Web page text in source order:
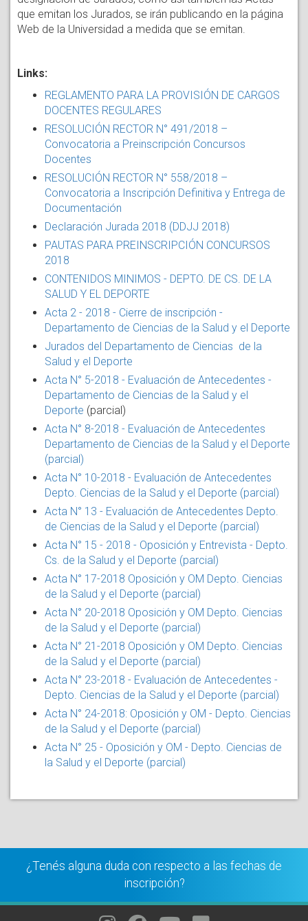
que emitan los Jurados, se irán publicando en la página
Web de la Universidad a medida que se emitan.
Links:
REGLAMENTO PARA LA PROVISIÓN DE CARGOS
DOCENTES REGULARES
RESOLUCIÓN RECTOR N° 491/2018 –
Convocatoria a Preinscripción Concursos
Docentes
RESOLUCIÓN RECTOR N° 558/2018 –
Convocatoria a Inscripción Definitiva y Entrega de
Documentación
Declaración Jurada 2018 (DDJJ 2018)
PAUTAS PARA PREINSCRIPCIÓN CONCURSOS
2018
CONTENIDOS MINIMOS - DEPTO. DE CS. DE LA
SALUD Y EL DEPORTE
Acta 2 - 2018 - Cierre de inscripción -
Departamento de Ciencias de la Salud y el Deporte
Jurados del Departamento de Ciencias de la
Salud y el Deporte
Acta N° 5-2018 - Evaluación de Antecedentes -
Departamento de Ciencias de la Salud y el
Deporte (parcial)
Acta N° 8-2018 - Evaluación de Antecedentes
Departamento de Ciencias de la Salud y el Deporte
(parcial)
Acta N° 10-2018 - Evaluación de Antecedentes
Depto. Ciencias de la Salud y el Deporte (parcial)
Acta N° 13 - Evaluación de Antecedentes Depto.
de Ciencias de la Salud y el Deporte (parcial)
Acta N° 15 - 2018 - Oposición y Entrevista - Depto.
Cs. de la Salud y el Deporte (parcial)
Acta N° 17-2018 Oposición y OM Depto. Ciencias
de la Salud y el Deporte (parcial)
Acta N° 20-2018 Oposición y OM Depto. Ciencias
de la Salud y el Deporte (parcial)
Acta N° 21-2018 Oposición y OM Depto. Ciencias
de la Salud y el Deporte (parcial)
Acta N° 23-2018 - Evaluación de Antecedentes -
Depto. Ciencias de la Salud y el Deporte (parcial)
Acta N° 24-2018: Oposición y OM - Depto. Ciencias
de la Salud y el Deporte (parcial)
Acta N° 25 - Oposición y OM - Depto. Ciencias de
la Salud y el Deporte (parcial)
¿Tenés alguna duda con respecto a las fechas de
inscripción?